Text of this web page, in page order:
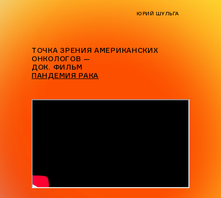
ЮРИЙ ШУЛЬГА
ТОЧКА ЗРЕНИЯ АМЕРИКАНСКИХ
ОНКОЛОГОВ —
ДОК. ФИЛЬМ
ПАНДЕМИЯ РАКА